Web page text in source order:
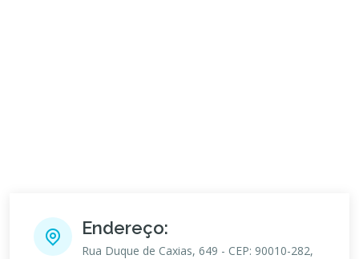
Endereço:
Rua Duque de Caxias, 649 - CEP: 90010-282,